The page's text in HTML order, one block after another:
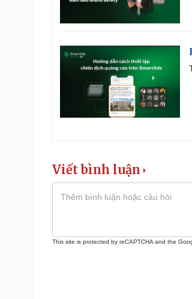
Viết bình luận
This site is protected by reCAPTCHA and the